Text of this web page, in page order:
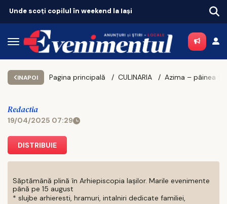
la Iași
INAPOI Pagina principală CULINARIA
Redactia
19/04/2025 07:29
DISTRIBUIE
Săptămână plină în Arhiepiscopia Iașilor. Marile evenimente
până pe 15 august
* slujbe arhieresti, hramuri, intalniri dedicate familiei,